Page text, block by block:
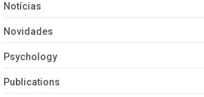
Notícias
Novidades
Psychology
Publications